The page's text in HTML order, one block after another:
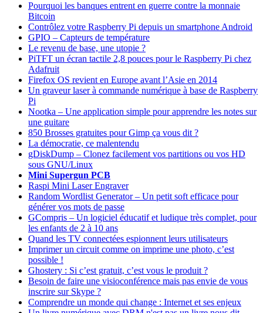
Pourquoi les banques entrent en guerre contre la monnaie
Bitcoin
Contrôlez votre Raspberry Pi depuis un smartphone Android
GPIO – Capteurs de température
Le revenu de base, une utopie ?
PiTFT un écran tactile 2,8 pouces pour le Raspberry Pi chez
Adafruit
Firefox OS revient en Europe avant l’Asie en 2014
Un graveur laser à commande numérique à base de Raspberry
Pi
Nootka – Une application simple pour apprendre les notes sur
une guitare
850 Brosses gratuites pour Gimp ça vous dit ?
La démocratie, ce malentendu
gDiskDump – Clonez facilement vos partitions ou vos HD
sous GNU/Linux
Mini Supergun PCB
Raspi Mini Laser Engraver
Random Wordlist Generator – Un petit soft efficace pour
générer vos mots de passe
GCompris – Un logiciel éducatif et ludique très complet, pour
les enfants de 2 à 10 ans
Quand les TV connectées espionnent leurs utilisateurs
Imprimer un circuit comme on imprime une photo, c’est
possible !
Ghostery : Si c’est gratuit, c’est vous le produit ?
Besoin de faire une visioconférence mais pas envie de vous
inscrire sur Skype ?
Comprendre un monde qui change : Internet et ses enjeux